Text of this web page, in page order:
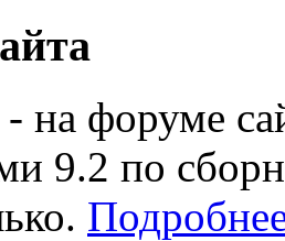
- на форуме
9.2 по